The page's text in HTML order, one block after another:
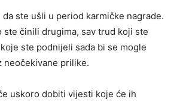
ste ušli u period karmičke nagrade.
ste činili drugima, sav trud koji ste
ste podnijeli sada bi se mogle
neočekivane prilike.
uskoro dobiti vijesti koje će ih